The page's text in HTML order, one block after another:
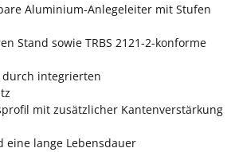
Aluminium-Anlegeleiter mit Stufen
Stand sowie TRBS 2121-2-konforme
durch integrierten
mit zusätzlicher Kantenverstärkung
lange Lebensdauer